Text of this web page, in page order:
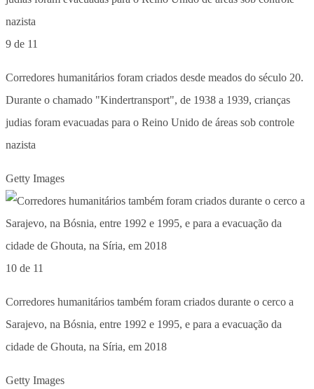
9 de 11
Corredores humanitários foram criados desde meados do século 20.
Durante o chamado "Kindertransport", de 1938 a 1939, crianças
judias foram evacuadas para o Reino Unido de áreas sob controle
nazista
Getty Images
10 de 11
Corredores humanitários também foram criados durante o cerco a
Sarajevo, na Bósnia, entre 1992 e 1995, e para a evacuação da
cidade de Ghouta, na Síria, em 2018
Getty Images